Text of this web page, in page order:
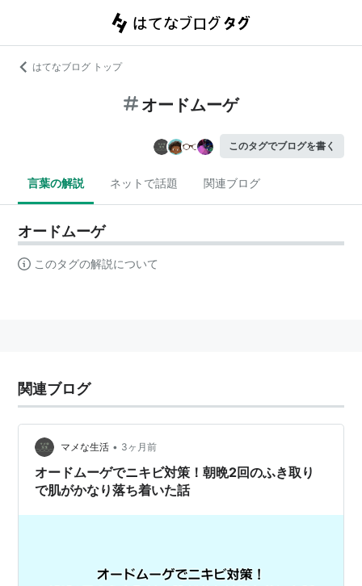
はてなブログ トップ
オードムーゲ
このタグでブログを書く
言葉の解説 ネットで話題 関連ブログ
オードムーゲ
このタグの解説について
関連ブログ
マメな生活 • 3ヶ月前
オードムーゲでニキビ対策！朝晩2回のふき取り
で肌がかなり落ち着いた話